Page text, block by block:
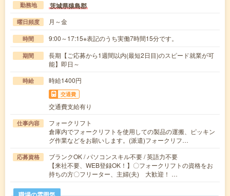
勤務地 茨城県猿島郡
曜日頻度 月～金
時間 9:00～17:15※表記のうち実働7時間15分です。
期間
長期【ご応募から1週間以内(最短2日目)のスピード就業が可
能】即日～
時給 時給1400円
交通費
交通費支給有り
仕事内容
フォークリフト
倉庫内でフォークリフトを使用しての製品の運搬、ピッキン
グ作業などをお願いします。(派遣)フォークリフ…
応募資格
ブランクOK / パソコンスキル不要 / 英語力不要
【来社不要、WEB登録OK！】〇フォークリフトの資格をお
持ちの方〇フリーター、主婦(夫) 大歓迎！ …